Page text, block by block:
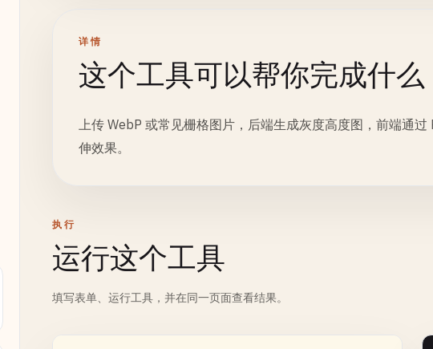
详情
这个工具可以帮你完成什么
上传 WebP 或常见栅格图片，后端生成灰度高度图，前端通
伸效果。
执行
运行这个工具
填写表单、运行工具，并在同一页面查看结果。